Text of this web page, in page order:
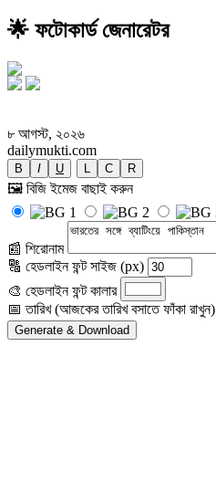
🌟 ফটোকার্ড জেনারেটর
৮ আগস্ট, ২০২৬
dailymukti.com
B I U C R
🖼️ বিজি ইমেজ বাছাই করুন
📰 শিরোনাম
🔠 হেডলাইন ফন্ট সাইজ (px)
🎨 হেডলাইন ফন্ট কালার
📅 তারিখ (আজকের তারিখ বসাতে ফাঁকা রাখুন)
Generate & Download